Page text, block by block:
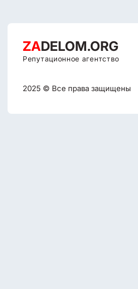
ZADELOM.ORG
Репутационное агентство
2025 © Все права защищены